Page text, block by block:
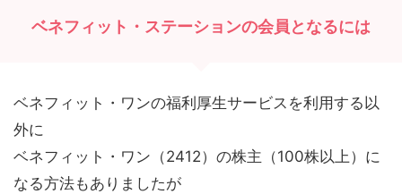
ベネフィット・ステーションの会員となるには
ベネフィット・ワンの福利厚生サービスを利用する以
外に
ベネフィット・ワン（2412）の株主（100株以上）に
なる方法もありましたが